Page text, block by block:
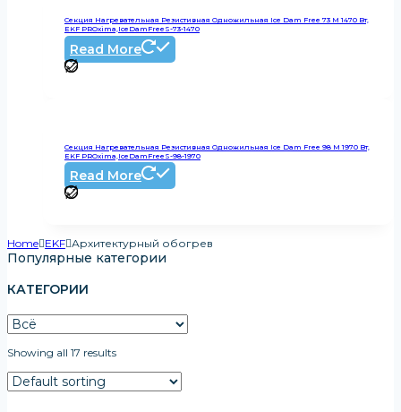
Секция Нагревательная Резистивная Одножильная Ice Dam Free 73 М 1470 Вт,
EKF PROxima,IceDamFreeS-73-1470
Read More
Секция Нагревательная Резистивная Одножильная Ice Dam Free 98 М 1970 Вт,
EKF PROxima,IceDamFreeS-98-1970
Read More
Home EKF Архитектурный обогрев
Популярные категории
КАТЕГОРИИ
Showing all 17 results